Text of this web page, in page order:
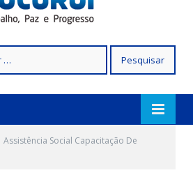
Assistência Social Capacitação De